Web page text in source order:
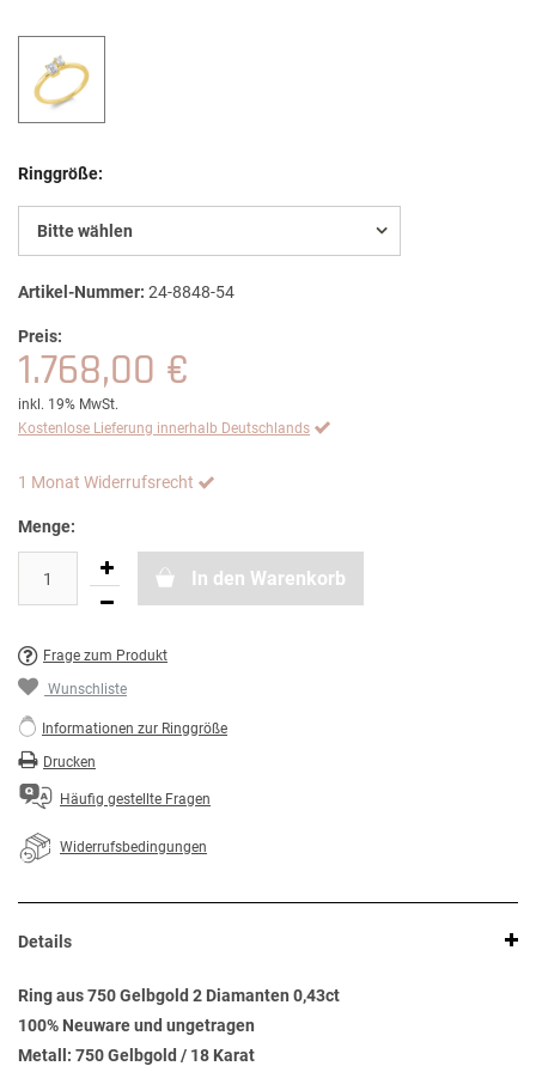
Ringgröße:
Bitte wählen
Artikel-Nummer: 24-8848-54
Preis:
1.768,00 €
inkl. 19% MwSt.
Kostenlose Lieferung innerhalb Deutschlands
1 Monat Widerrufsrecht
Menge:
In den Warenkorb
Frage zum Produkt
Wunschliste
Informationen zur Ringgröße
Drucken
Häufig gestellte Fragen
Widerrufsbedingungen
Details
Ring aus 750 Gelbgold 2 Diamanten 0,43ct
100% Neuware und ungetragen
Metall: 750 Gelbgold / 18 Karat